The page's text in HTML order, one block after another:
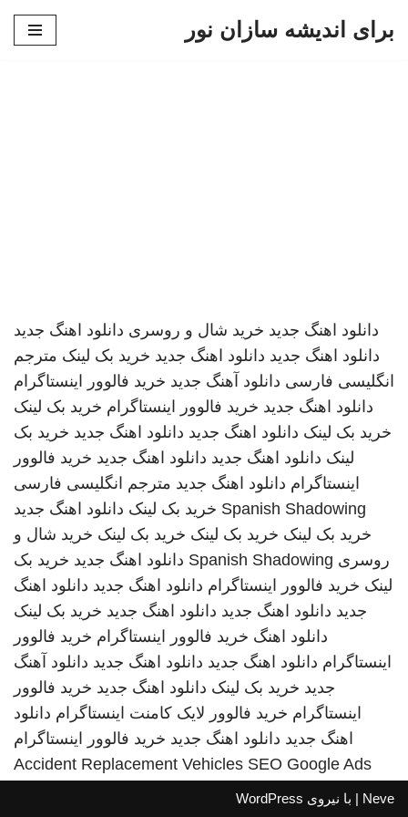
برای اندیشه سازان نور
دانلود اهنگ جدید خرید شال و روسری دانلود اهنگ جدید
دانلود اهنگ جدید دانلود اهنگ جدید خرید بک لینک مترجم
انگلیسی فارسی دانلود آهنگ جدید خرید فالوور اینستاگرام
دانلود اهنگ جدید خرید فالوور اینستاگرام خرید بک لینک
خرید بک لینک دانلود اهنگ جدید دانلود اهنگ جدید خرید بک
لینک دانلود اهنگ جدید دانلود اهنگ جدید خرید فالوور
اینستاگرام دانلود اهنگ جدید مترجم انگلیسی فارسی
Spanish Shadowing خرید بک لینک دانلود اهنگ جدید
خرید بک لینک خرید بک لینک خرید بک لینک خرید شال و
روسری Spanish Shadowing دانلود اهنگ جدید خرید بک
لینک خرید فالوور اینستاگرام دانلود اهنگ جدید دانلود اهنگ
جدید دانلود اهنگ جدید دانلود اهنگ جدید خرید بک لینک
دانلود اهنگ خرید فالوور اینستاگرام خرید فالوور
اینستاگرام دانلود اهنگ جدید دانلود اهنگ جدید دانلود آهنگ
جدید خرید بک لینک دانلود اهنگ جدید خرید فالوور
اینستاگرام خرید فالوور لایک کامنت اینستاگرام دانلود
اهنگ جدید دانلود اهنگ جدید خرید فالوور اینستاگرام
Accident Replacement Vehicles SEO Google Ads
Neve | با نیروی WordPress